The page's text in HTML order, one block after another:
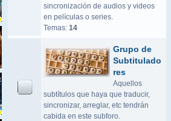
sincronización de audios y videos
en películas o series.
Temas: 14
Grupo de
Subtitulado
res
Aquellos
subtítulos que haya que traducir,
sincronizar, arreglar, etc tendrán
cabida en este subforo.